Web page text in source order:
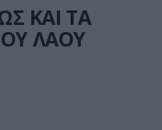
ΚΑΙ ΤΑ
ΛΑΟΥ